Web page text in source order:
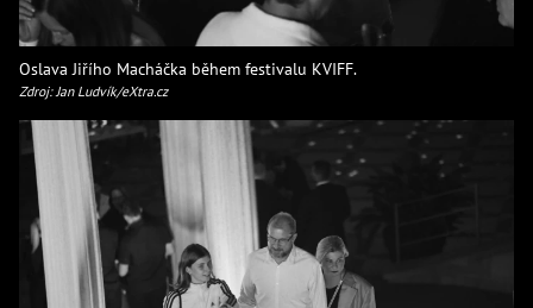
Oslava Jiřího Macháčka během festivalu KVIFF.
Zdroj: Jan Ludvík/eXtra.cz